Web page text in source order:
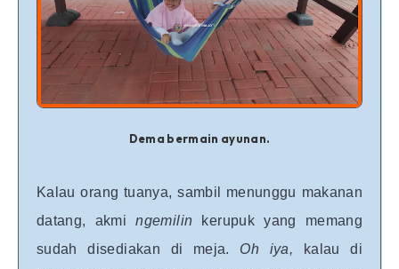
Dema bermain ayunan.
Kalau orang tuanya, sambil menunggu makanan
datang, akmingemilin kerupuk yang memang
sudah disediakan di meja. Oh iya,
kalau di